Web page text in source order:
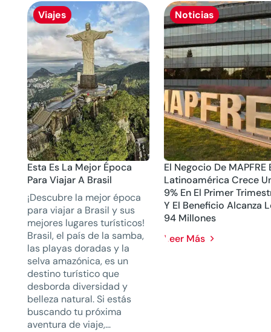
Viajes
Esta Es La Mejor Época
Para Viajar A Brasil
¡Descubre la mejor época
para viajar a Brasil y sus
mejores lugares turísticos!
Brasil, el país de la samba,
las playas doradas y la
selva amazónica, es un
destino turístico que
desborda diversidad y
belleza natural. Si estás
buscando tu próxima
aventura de viaje,...
Noticias
El Negocio De MAPFRE
Latinoamérica Crece
9% En El Primer
Y El Beneficio Alcanza
94 Millones
Leer Más